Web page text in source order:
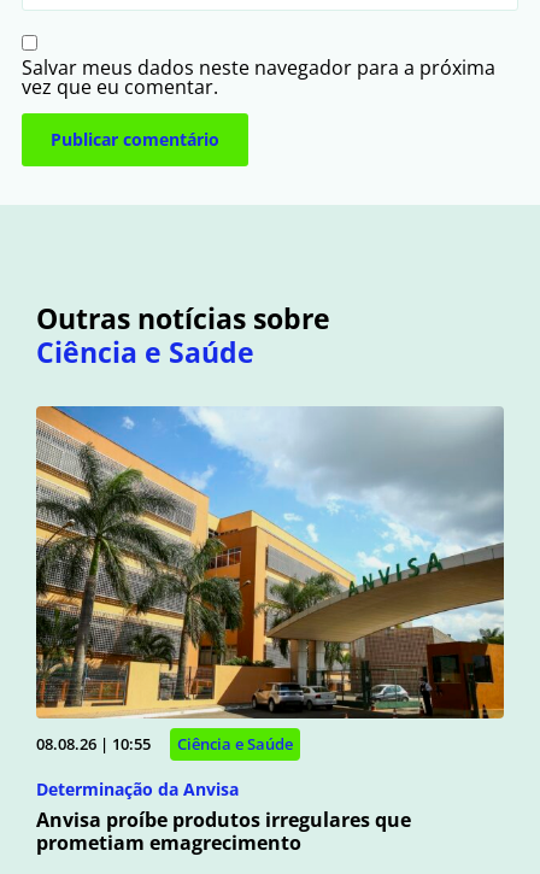
Salvar meus dados neste navegador para a próxima
vez que eu comentar.
Outras notícias sobre
Ciência e Saúde
08.08.26 | 10:55 Ciência e Saúde
Determinação da Anvisa
Anvisa proíbe produtos irregulares que
prometiam emagrecimento